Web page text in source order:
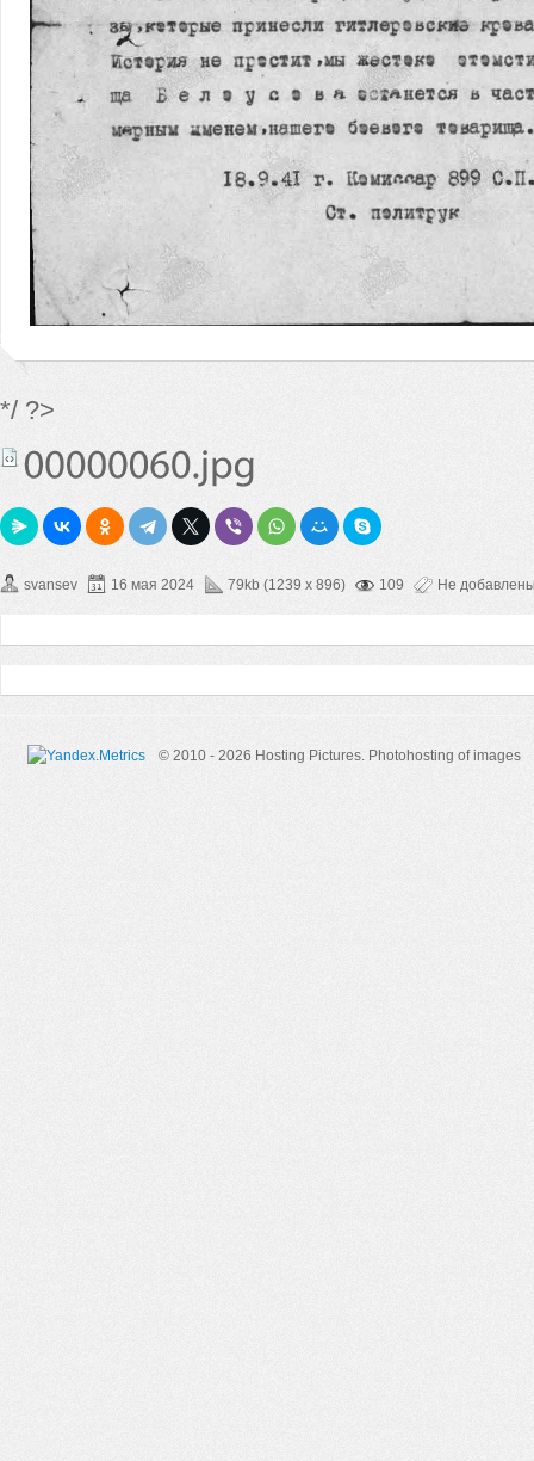
*/ ?>
svansev 16 мая 2024 79kb (1239 x 896) 109 Не
© 2010 - 2026 Hosting Pictures. Photohosting of images